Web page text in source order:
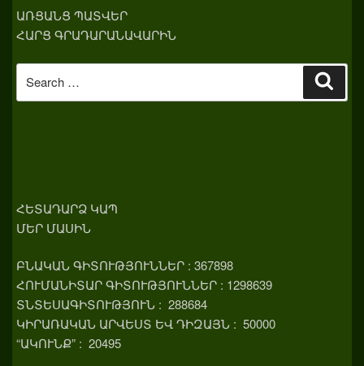
ԱՌՑԱՆՑ ՊԱՏՎԵՐ
ՀԱՐՑ ԳՐԱԴԱՐԱՆԱՎԱՐԻՆ
for:
ՀԵՏԱԴԱՐՁ ԿԱՊ
ՄԵՐ ՄԱՍԻՆ
ԲՆԱԿԱՆ ԳԻՏՈՒԹՅՈՒՆՆԵՐ : 367898
ՀՈՒՄԱՆԻՏԱՐ ԳԻՏՈՒԹՅՈՒՆՆԵՐ : 1298639
ՏՆՏԵՍԱԳԻՏՈՒԹՅՈՒՆ : 288684
ԿԻՐԱՌԱԿԱՆ ԱՐՎԵՍՏ ԵՎ ԴԻԶԱՅՆ : 50000
“ԱԿՈՒՆՔ” : 20495